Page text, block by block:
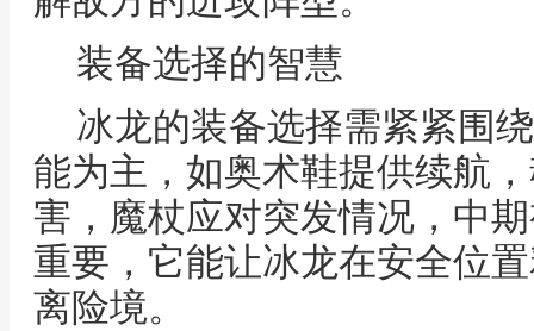
装备选择的智慧
冰龙的装备选择需紧紧围
能为主，如奥术鞋提供续航
害，魔杖应对突发情况，中
重要，它能让冰龙在安全位
离险境。